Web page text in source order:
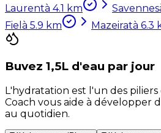
Laurentà 4.1 km Savennes
Fiel à 5.9 km Mazeiratà 6.3
Buvez 1,5L d'eau par jour
L'hydratation est l'un des piliers
Coach vous aide à développer
au quotidien.